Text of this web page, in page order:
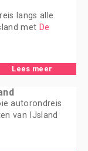
langs alle
met De
Lees meer
autorondreis
van IJsland